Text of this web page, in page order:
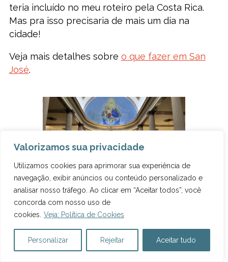
Valorizamos sua privacidade
Utilizamos cookies para aprimorar sua experiência de
navegação, exibir anúncios ou conteúdo personalizado e
analisar nosso tráfego. Ao clicar em “Aceitar todos”, você
concorda com nosso uso de
cookies. Veja: Política de Cookies
Personalizar Rejeitar Aceitar tudo
teria incluído no meu roteiro pela Costa Rica.
Mas pra isso precisaria de mais um dia na
cidade!
Veja mais detalhes sobre o que fazer em San
José.
Catedral de San José. Foto: Marcelle
Ribeiro.
COMO SE LOCOMOVER PELA